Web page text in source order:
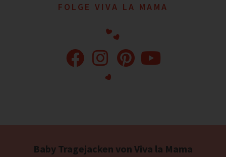
FOLGE VIVA LA MAMA
Baby Tragejacken von Viva la Mama